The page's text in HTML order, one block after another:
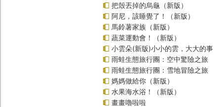
把殼丟掉的烏龜（新版）
阿尼，該睡覺了！（新版）
馬鈴薯家族（新版）
蔬菜運動會！（新版）
小雲朵(新版)小小的雲，大大的事
雨蛙生態旅行團：空中驚險之旅
雨蛙生態旅行團：雪地冒險之旅
媽媽做給你（新版）
水果海水浴！（新版）
畫畫嚕啦啦